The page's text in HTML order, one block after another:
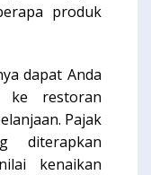
produk
dapat Anda
ke restoran
Pajak
diterapkan
kenaikan